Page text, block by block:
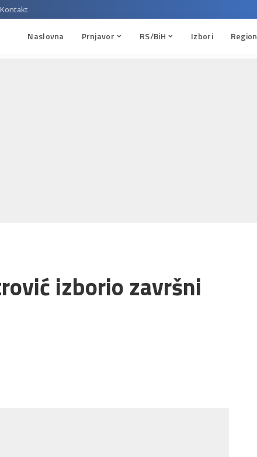
Kontakt
Naslovna Prnjavor RS/BiH Izbori Region
izborio završni